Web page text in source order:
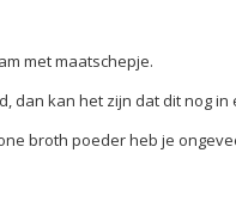
met maatschepje.
dan kan het zijn dat dit nog
broth poeder heb je